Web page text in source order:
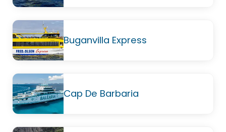
Buganvilla Express
Cap De Barbaria